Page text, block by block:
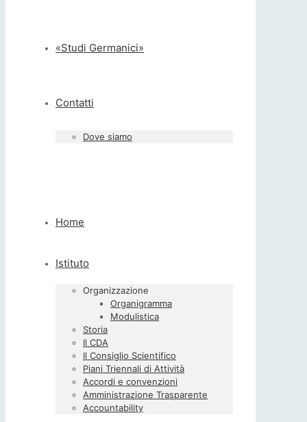
«Studi Germanici»
Contatti
Dove siamo
Home
Istituto
Organizzazione
Organigramma
Modulistica
Storia
Il CDA
Il Consiglio Scientifico
Piani Triennali di Attività
Accordi e convenzioni
Amministrazione Trasparente
Accountability